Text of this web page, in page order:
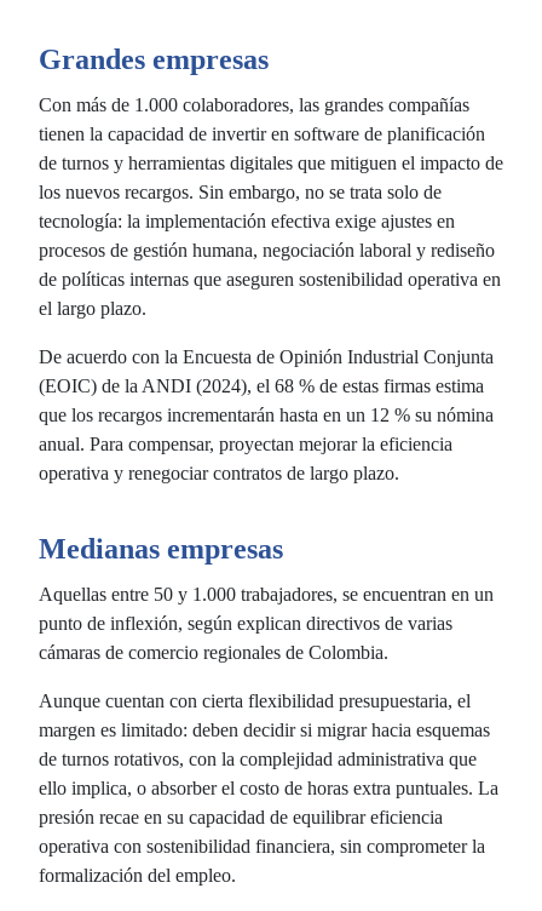
Grandes empresas
Con más de 1.000 colaboradores, las grandes compañías
tienen la capacidad de invertir en software de planificación
de turnos y herramientas digitales que mitiguen el impacto de
los nuevos recargos. Sin embargo, no se trata solo de
tecnología: la implementación efectiva exige ajustes en
procesos de gestión humana, negociación laboral y rediseño
de políticas internas que aseguren sostenibilidad operativa en
el largo plazo.
De acuerdo con la Encuesta de Opinión Industrial Conjunta
(EOIC) de la ANDI (2024), el 68 % de estas firmas estima
que los recargos incrementarán hasta en un 12 % su nómina
anual. Para compensar, proyectan mejorar la eficiencia
operativa y renegociar contratos de largo plazo.
Medianas empresas
Aquellas entre 50 y 1.000 trabajadores, se encuentran en un
punto de inflexión, según explican directivos de varias
cámaras de comercio regionales de Colombia.
Aunque cuentan con cierta flexibilidad presupuestaria, el
margen es limitado: deben decidir si migrar hacia esquemas
de turnos rotativos, con la complejidad administrativa que
ello implica, o absorber el costo de horas extra puntuales. La
presión recae en su capacidad de equilibrar eficiencia
operativa con sostenibilidad financiera, sin comprometer la
formalización del empleo.